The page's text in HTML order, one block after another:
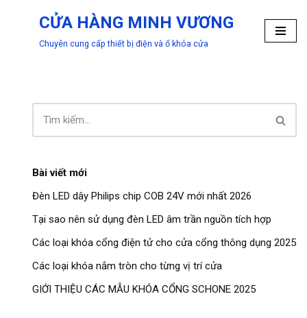
CỬA HÀNG MINH VƯƠNG
Chuyên cung cấp thiết bị điện và ổ khóa cửa
Bài viết mới
Đèn LED dây Philips chip COB 24V mới nhất 2026
Tại sao nên sử dụng đèn LED âm trần nguồn tích hợp
Các loại khóa cổng điện tử cho cửa cổng thông dụng 2025
Các loại khóa nắm tròn cho từng vị trí cửa
GIỚI THIỆU CÁC MẪU KHÓA CỔNG SCHONE 2025